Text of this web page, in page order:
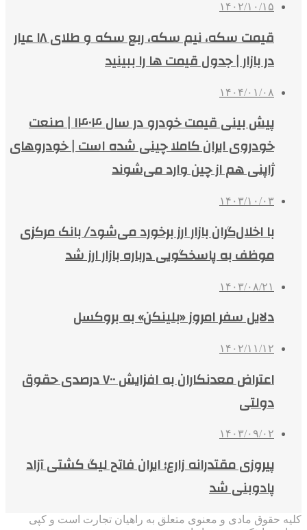
۱۴۰۲/۱۰/۱۵
قیمت سکه، نیم سکه، ربع سکه و طلای ۱۸ عیار
در بازار | جدول قیمت ها را ببینید
۱۴۰۴/۰۱/۰۸
پیش بینی قیمت خودرو در سال ۱۴۰۴ | صنعت
خودروی ایران کاملا چینی شده است | خودروهای
ژاپنی هم از چین وارد می‌شوند
۱۴۰۳/۱۰/۰۳
با اخلال‌گران بازار ارز برخورد می‌شود/ بانک مرکزی
موظف به پاسخگویی درباره بازار ارز شد
۱۴۰۳/۰۸/۲۱
دلایل سفر امروز «بلینکن» به بروکسل
۱۴۰۲/۱۱/۱۲
اعتراض معدنکاران به افزایش ۷۰۰ درصدی حقوق
دولتی
۱۴۰۳/۰۹/۰۲
پیروزی مقتدرانه زارع؛ ایران فاتح لیگ کشتی آزاد
پادوبنی شد
کلیه حقوق مادی و معنوی متعلق به راهیان تجارت است و کپی